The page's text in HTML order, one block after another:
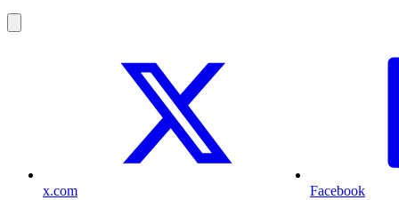
x.com Facebook